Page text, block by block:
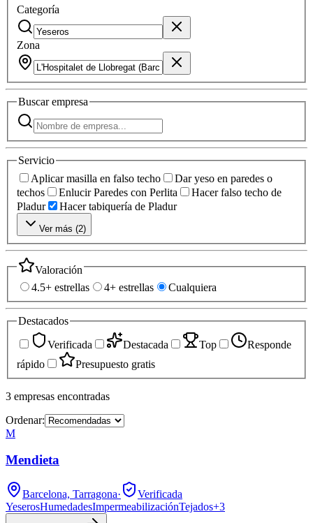
Categoría
Zona
Buscarempresa
Servicio
Aplicar masilla en falso techo
Dar yeso en paredes o
techos
Enlucir Paredes con Perlita
Hacer falso techo de
Pladur
Hacer tabiquería de Pladur
Ver más (2)
Valoración
4.5+ estrellas
4+ estrellas Cualquiera
Destacados
Verificada
Destacada Top
Responde
rápido
Presupuesto gratis
3 empresas encontradas
Ordenar:
M
Mendieta
Barcelona, Tarragona·
Verificada
YeserosHumedadesImpermeabilizaciónTejados+3